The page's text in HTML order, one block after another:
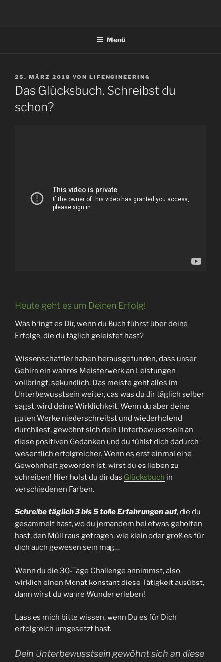
Menü
VERÖFFENTLICHT
AM
25. MÄRZ 2018 VON LIFENGINEERING
Das Glücksbuch. Schreibst du
schon?
Heute geht es um Deinen Erfolg!
Was bringt es Dir, wenn du Buch führst über deine
Erfolge, die du täglich geleistet hast?
Wissenschaftler haben herausgefunden, dass unser
Gehirn ein wahres Meisterwerk an Leistungen
vollbringt, sekundlich. Das meiste geht alles im
Unterbewusstsein weiter, das was du dir täglich selber
sagst, wird deine Wirklichkeit. Wenn du aber deine
guten Werke niederschreibst und wiederholend
durchliest, gewöhnt sich dein Unterbewusstsein an
diese positiven Gedanken und du fühlst dich dadurch
wesentlich erfolgreicher. Wenn es erst einmal eine
Gewohnheit geworden ist, wirst du es lieben zu
schreiben! Hier holst du dir das Glücksbuch in
verschiedenen Farben.
Schreibe täglich 3 bis 5 tolle Erfahrungen auf, die du
gesammelt hast, wo du jemandem bei etwas geholfen
hast, den Müll raus getragen, wie klein oder groß es für
dich auch gewesen sein mag…
Wenn du die 30-Tage Challenge annimmst, also
wirklich einen Monat konstant diese Tätigkeit ausübst,
dann wirst du wahre Wunder erleben!
Lass es mich bitte wissen, wenn Du es für Dich
erfolgreich umgesetzt hast.
Dein Unterbewusstsein gewöhnt sich an diese